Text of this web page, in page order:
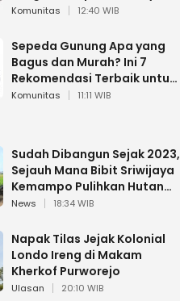
Komunitas 12:40 WIB
Sepeda Gunung Apa yang
Bagus dan Murah? Ini 7
Rekomendasi Terbaik untuk
Pemula
Komunitas 11:11 WIB
Sudah Dibangun Sejak 2023,
Sejauh Mana Bibit Sriwijaya
Kemampo Pulihkan Hutan
Sumsel?
News 18:34 WIB
Napak Tilas Jejak Kolonial
Londo Ireng di Makam
Kherkof Purworejo
Ulasan 20:10 WIB